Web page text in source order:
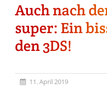
Unterstützt Hooked!
Exklusiv für Supporter*innen
Auch nach
super: Ein
den 3DS!
11. April 2019